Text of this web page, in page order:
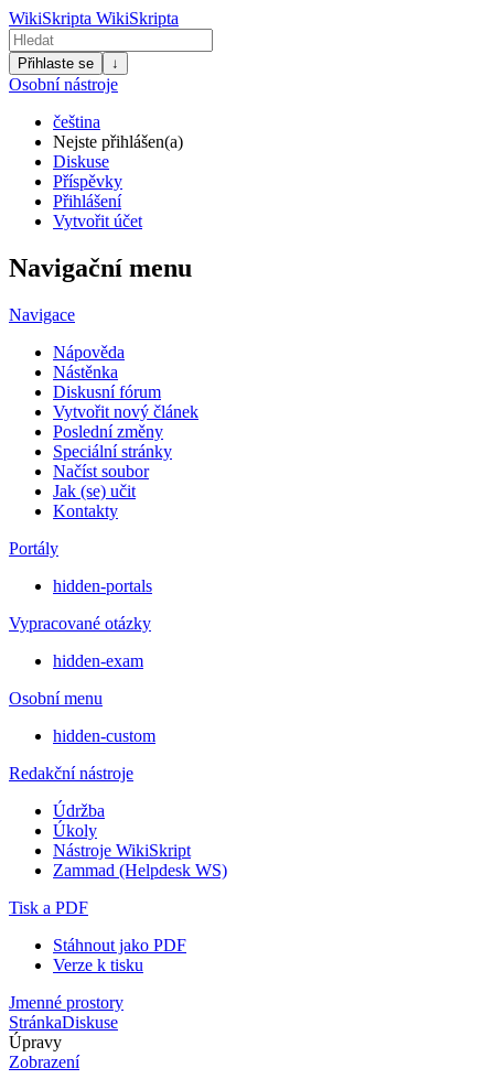
WikiSkripta WikiSkripta
Přihlaste se ↓
Osobní nástroje
čeština
Nejste přihlášen(a)
Diskuse
Příspěvky
Přihlášení
Vytvořit účet
Navigační menu
Navigace
Nápověda
Nástěnka
Diskusní fórum
Vytvořit nový článek
Poslední změny
Speciální stránky
Načíst soubor
Jak (se) učit
Kontakty
Portály
hidden-portals
Vypracované otázky
hidden-exam
Osobní menu
hidden-custom
Redakční nástroje
Údržba
Úkoly
Nástroje WikiSkript
Zammad (Helpdesk WS)
Tisk a PDF
Stáhnout jako PDF
Verze k tisku
Jmenné prostory
StránkaDiskuse
Úpravy
Zobrazení